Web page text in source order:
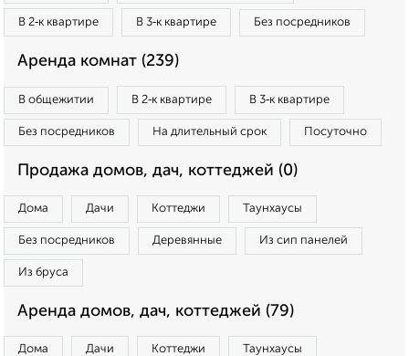
В 2‑к квартире В 3‑к квартире Без посредников
Аренда комнат (239)
В общежитии В 2‑к квартире В 3‑к квартире
Без посредников На длительный срок Посуточно
Продажа домов, дач, коттеджей (0)
Дома Дачи Коттеджи Таунхаусы
Без посредников Деревянные Из сип панелей
Из бруса
Аренда домов, дач, коттеджей (79)
Дома Дачи Коттеджи Таунхаусы